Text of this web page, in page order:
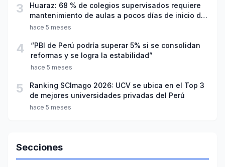
3
Huaraz: 68 % de colegios supervisados requiere
mantenimiento de aulas a pocos días de inicio del
año escolar 2026
hace 5 meses
4
“PBI de Perú podría superar 5% si se consolidan
reformas y se logra la estabilidad”
hace 5 meses
5
Ranking SCImago 2026: UCV se ubica en el Top 3
de mejores universidades privadas del Perú
hace 5 meses
Secciones